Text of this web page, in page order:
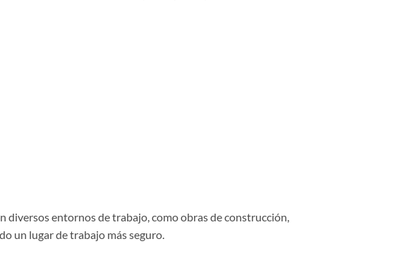
diversos entornos de trabajo, como obras de construcción,
un lugar de trabajo más seguro.